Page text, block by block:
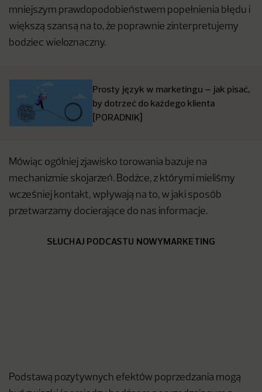
mniejszym prawdopodobieństwem popełnienia błędu i
większą szansą na to, że poprawnie zinterpretujemy
bodziec wieloznaczny.
Prosty język w marketingu – jak pisać,
by dotrzeć do każdego klienta
[PORADNIK]
Mówiąc ogólniej zjawisko torowania bazuje na
mechanizmie skojarzeń. Bodźce, z którymi mieliśmy
wcześniej kontakt, wpływają na to, w jaki sposób
przetwarzamy docierające do nas informacje.
SŁUCHAJ PODCASTU NOWYMARKETING
Podstawą pozytywnych efektów poprzedzania mogą